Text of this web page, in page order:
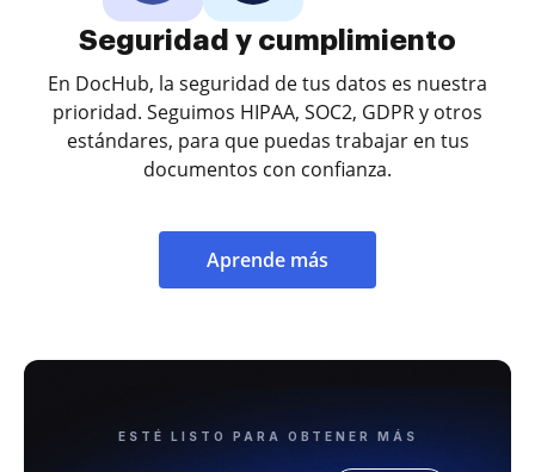
Seguridad y cumplimiento
En DocHub, la seguridad de tus datos es nuestra
prioridad. Seguimos HIPAA, SOC2, GDPR y otros
estándares, para que puedas trabajar en tus
documentos con confianza.
Aprende más
ESTÉ LISTO PARA OBTENER MÁS